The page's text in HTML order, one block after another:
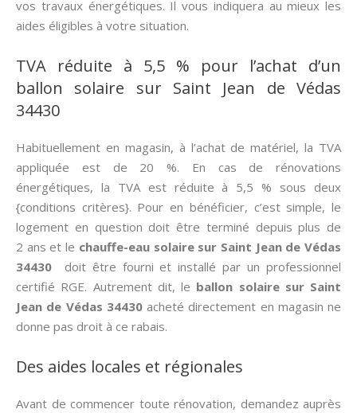
vos travaux énergétiques. Il vous indiquera au mieux les
aides éligibles à votre situation.
TVA réduite à 5,5 % pour l’achat d’un
ballon solaire sur Saint Jean de Védas
34430
Habituellement en magasin, à l’achat de matériel, la TVA
appliquée est de 20 %. En cas de rénovations
énergétiques, la TVA est réduite à 5,5 % sous deux
{conditions critères}. Pour en bénéficier, c’est simple, le
logement en question doit être terminé depuis plus de
2 ans et le chauffe-eau solaire sur Saint Jean de Védas
34430 doit être fourni et installé par un professionnel
certifié RGE. Autrement dit, le ballon solaire sur Saint
Jean de Védas 34430acheté directement en magasin ne
donne pas droit à ce rabais.
Des aides locales et régionales
Avant de commencer toute rénovation, demandez auprès